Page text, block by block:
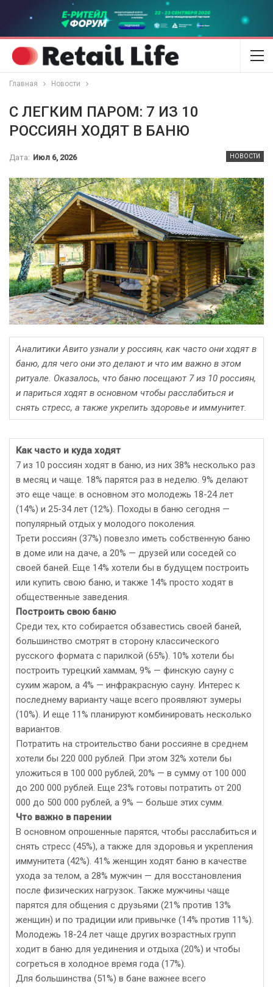
Главная Новости
С ЛЕГКИМ ПАРОМ: 7 ИЗ 10
РОССИЯН ХОДЯТ В БАНЮ
НОВОСТИ
Дата: Июл 6, 2026
Аналитики Авито узнали у россиян, как часто они ходят в
баню, для чего они это делают и что им важно в этом
ритуале. Оказалось, что баню посещают 7 из 10 россиян,
и париться ходят в основном чтобы расслабиться и
снять стресс, а также укрепить здоровье и иммунитет.
Как часто и куда ходят
7 из 10 россиян ходят в баню, из них 38% несколько раз
в месяц и чаще. 18% парятся раз в неделю. 9% делают
это еще чаще: в основном это молодежь 18-24 лет
(14%) и 25-34 лет (12%). Походы в баню сегодня —
популярный отдых у молодого поколения.
Трети россиян (37%) повезло иметь собственную баню
в доме или на даче, а 20% — друзей или соседей со
своей баней. Еще 14% хотели бы в будущем построить
или купить свою баню, и также 14% просто ходят в
общественные заведения.
Построить свою баню
Среди тех, кто собирается обзавестись своей баней,
большинство смотрят в сторону классического
русского формата с парилкой (65%). 10% хотели бы
построить турецкий хаммам, 9% — финскую сауну с
сухим жаром, а 4% — инфракрасную сауну. Интерес к
последнему варианту чаще всего проявляют зумеры
(10%). И еще 11% планируют комбинировать несколько
вариантов.
Потратить на строительство бани россияне в среднем
хотели бы 220 000 рублей. При этом 32% хотели бы
уложиться в 100 000 рублей, 20% — в сумму от 100 000
до 200 000 рублей. Еще 23% готовы потратить от 200
000 до 500 000 рублей, а 9% — больше этих сумм.
Что важно в парении
В основном опрошенные парятся, чтобы расслабиться и
снять стресс (45%), а также для здоровья и укрепления
иммунитета (42%). 41% женщин ходят баню в качестве
ухода за телом, а 28% мужчин — для восстановления
после физических нагрузок. Также мужчины чаще
парятся для общения с друзьями (21% против 13%
женщин) и по традиции или привычке (14% против 11%).
Молодежь 18-24 лет чаще других возрастных групп
ходит в баню для уединения и отдыха (20%) и чтобы
согреться в холодное время года (17%).
Для большинства (51%) в бане важнее всего